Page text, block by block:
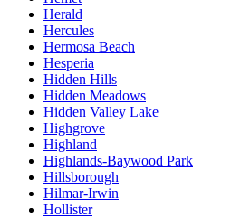
Herald
Hercules
Hermosa Beach
Hesperia
Hidden Hills
Hidden Meadows
Hidden Valley Lake
Highgrove
Highland
Highlands-Baywood Park
Hillsborough
Hilmar-Irwin
Hollister